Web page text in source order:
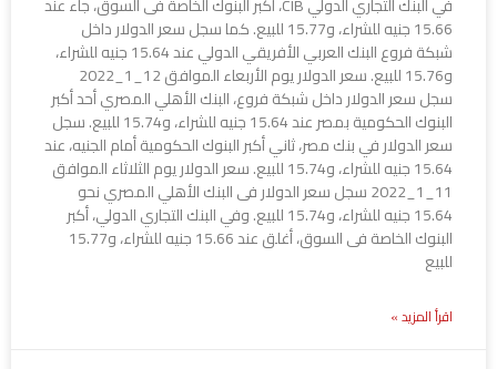
15.66 جنيه للشراء، و15.77 للبيع. كما سجل سعر الدولار داخل
شبكة فروع البنك العربي الأفريقي الدولي عند 15.64 جنيه للشراء،
و15.76 للبيع. سعر الدولار يوم الأربعاء الموافق 12_1_2022
سجل سعر الدولار داخل شبكة فروع، البنك الأهلي المصري أحد أكبر
البنوك الحكومية بمصر عند 15.64 جنيه للشراء، و15.74 للبيع. سجل
سعر الدولار في بنك مصر، ثاني أكبر البنوك الحكومية أمام الجنيه، عند
15.64 جنيه للشراء، و15.74 للبيع. سعر الدولار يوم الثلاثاء الموافق
11_1_2022 سجل سعر الدولار فى البنك الأهلي المصري نحو
15.64 جنيه للشراء، و15.74 للبيع. وفي البنك التجاري الدولي، أكبر
البنوك الخاصة فى السوق، أغلق عند 15.66 جنيه للشراء، و15.77
للبيع
اقرأ المزيد »